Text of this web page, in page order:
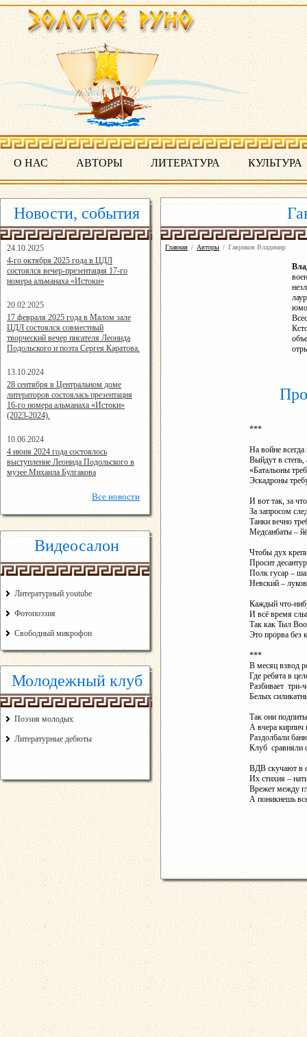
О НАС АВТОРЫ ЛИТЕРАТУРА КУЛЬТУРА
Новости, события
24.10.2025
16:19:07
4-го октября 2025 года в ЦДЛ
состоялся вечер-презентация 17-го
номера альманаха «Истоки»
20.02.2025
14:24:00
17 февраля 2025 года в Малом зале
ЦДЛ состоялся совместный
творческий вечер писателя Леонида
Подольского и поэта Сергея Каратова.
13.10.2024
14:08:11
28 сентября в Центральном доме
литераторов состоялась презентация
16-го номера альманаха «Истоки»
(2023-2024).
10.06.2024
15:02:44
4 июня 2024 года состоялось
выступление Леонида Подольского в
музее Михаила Булгакова
Все новости
Видеосалон
Литературный youtube
Фотопоэзия
Свободный микрофон
Молодежный клуб
Поэзия молодых
Литературные дебюты
Главная / Авторы / Гавриков Владимир
***
На войне
Выйдут в степь,
«Батальоны
Эскадроны
И вот так, за
За запросом
Танки вечно
Медсанбаты –
Чтобы дух
Просит
Полк гусар –
Невский –
Каждый что-
И всё время
Так как Тыл
Это прорва без
***
В месяц взвод
Где ребята в
Разбивает три-
Белых
Так они
А вчера кирпич
Раздолбали
Клуб сравняли
ВДВ скучают в
Их стихия –
Врежет между
А поникнешь